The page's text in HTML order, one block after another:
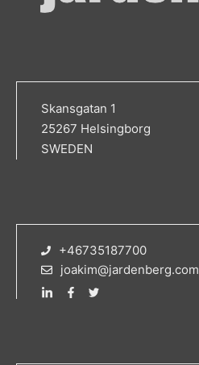
Skansgatan 1
25267 Helsingborg
SWEDEN
+46735187700
joakim@jardenberg.com